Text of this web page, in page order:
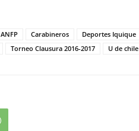
ANFP Carabineros Deportes Iquique
Torneo Clausura 2016-2017 U de chile